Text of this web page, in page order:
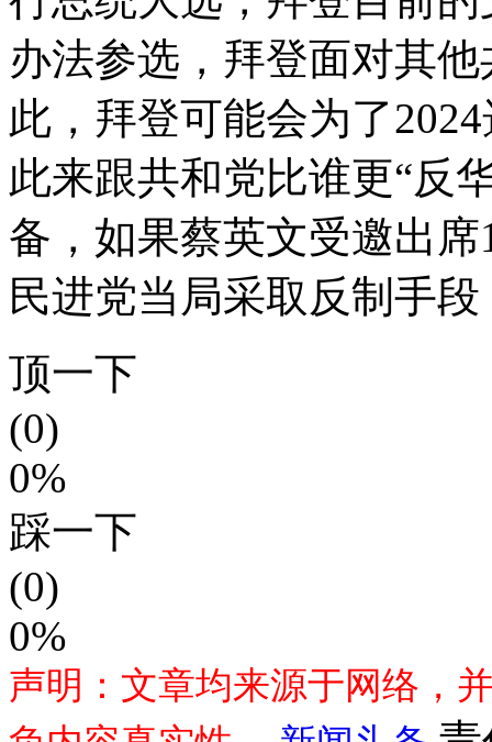
办法参选，拜登面对其
此，拜登可能会为了
此来跟共和党比谁更“反
备，如果蔡英文受邀出
民进党当局采取反制手
顶一下
(0)
0%
踩一下
(0)
0%
声明：文章均来源于网络，